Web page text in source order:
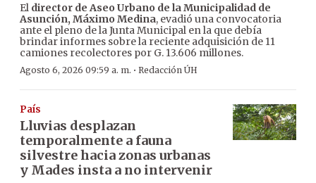
El director de Aseo Urbano de la Municipalidad de
Asunción, Máximo Medina, evadió una convocatoria
ante el pleno de la Junta Municipal en la que debía
brindar informes sobre la reciente adquisición de 11
camiones recolectores por G. 13.606 millones.
Agosto 6, 2026 09:59 a. m. · Redacción ÚH
País
Lluvias desplazan
temporalmente a fauna
silvestre hacia zonas urbanas
y Mades insta a no intervenir